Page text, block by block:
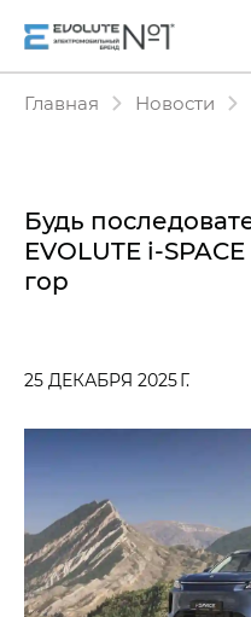
Главная Новости
Будь
EVOLUTE
гор
25 ДЕКАБРЯ 2025 Г.